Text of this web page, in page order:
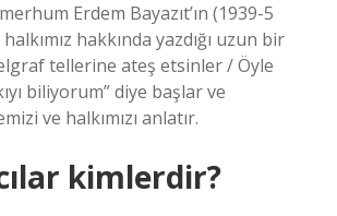
merhum Erdem Bayazıt’ın (1939-5
hakkında yazdığı uzun bir
tellerine ateş etsinler / Öyle
biliyorum” diye başlar ve
ve halkımızı anlatır.
kimlerdir?